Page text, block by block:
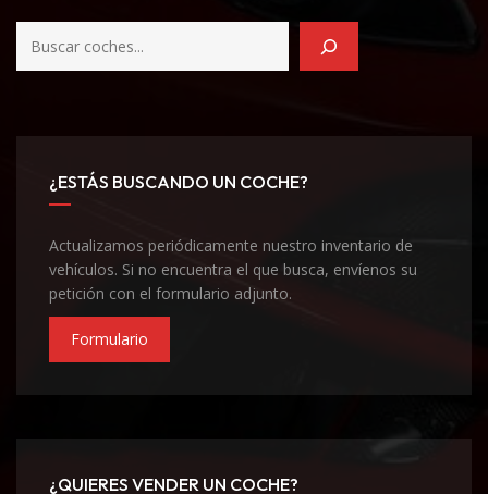
¿ESTÁS BUSCANDO UN COCHE?
Actualizamos periódicamente nuestro inventario de
vehículos. Si no encuentra el que busca, envíenos su
petición con el formulario adjunto.
Formulario
¿QUIERES VENDER UN COCHE?